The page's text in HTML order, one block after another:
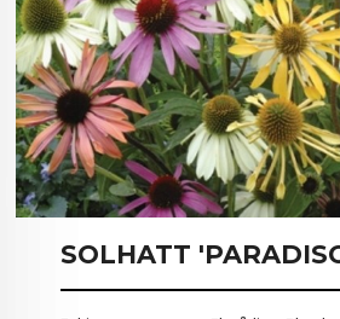
SOLHATT